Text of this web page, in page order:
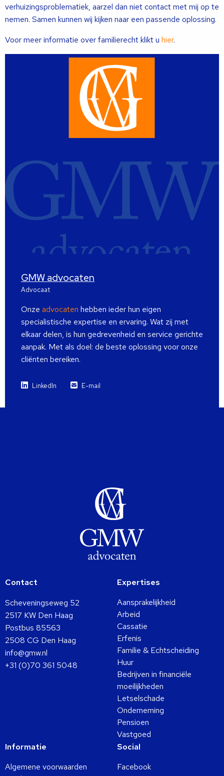
verhuizingsproblematiek, aarzel dan niet contact met mij op te
nemen. Samen kunnen wij kijken naar een passende oplossing.
Voor meer informatie over familierecht klikt u hier.
GMW advocaten
Advocaat
Onze advocaten hebben ieder hun eigen
specialistische expertise en ervaring. Wat zij met
elkaar delen, is hun gedrevenheid en service gerichte
aanpak. Met als doel: de beste oplossing voor onze
cliënten bereiken.
LinkedIn E-mail
Contact
Scheveningseweg 52
2517 KW Den Haag
Postbus 85563
2508 CG Den Haag
info@gmw.nl
+31 (0)70 361 5048
Expertises
Aansprakelijkheid
Arbeid
Cassatie
Erfenis
Familie & Echtscheiding
Huur
Bedrijven in financiële
moeilijkheden
Letselschade
Onderneming
Pensioen
Vastgoed
Informatie
Algemene voorwaarden
Social
Facebook